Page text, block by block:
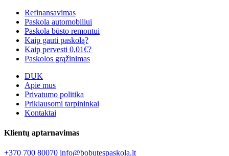
Refinansavimas
Paskola automobiliui
Paskola būsto remontui
Kaip gauti paskolą?
Kaip pervesti 0,01€?
Paskolos grąžinimas
DUK
Apie mus
Privatumo politika
Priklausomi tarpininkai
Kontaktai
Klientų aptarnavimas
+370 700 80070 info@bobutespaskola.lt